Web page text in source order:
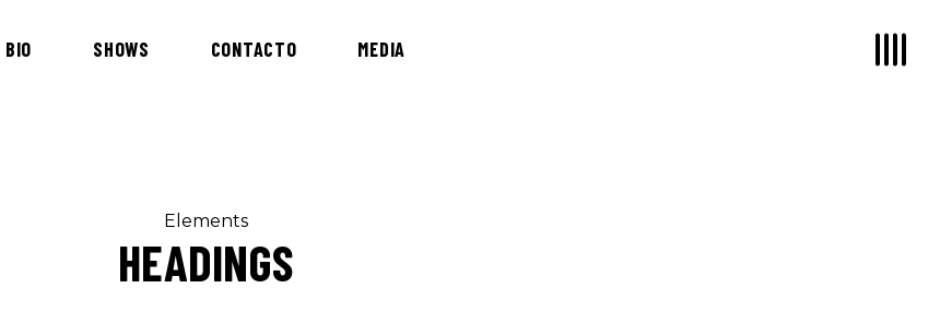
BIO SHOWS CONTACTO MEDIA
Elements
HEADINGS